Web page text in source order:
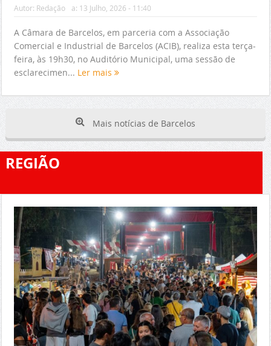
Autor: Redação a: 13 Julho, 2026 - 11:40
A Câmara de Barcelos, em parceria com a Associação
Comercial e Industrial de Barcelos (ACIB), realiza esta terça-
feira, às 19h30, no Auditório Municipal, uma sessão de
esclarecimen... Ler mais
Mais notícias de Barcelos
REGIÃO